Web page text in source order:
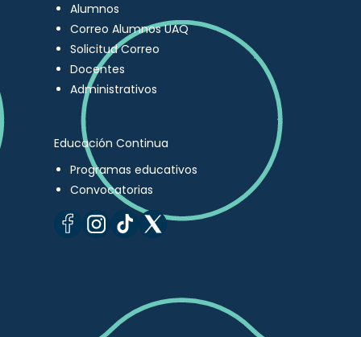
Alumnos
Correo Alumnos UAQ
Solicitud Correo
Docentes
Administrativos
Educación Continua
Programas educativos
Convocatorias